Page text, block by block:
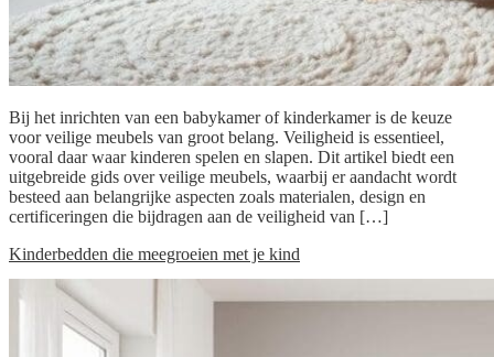
Bij het inrichten van een babykamer of kinderkamer is de keuze
voor veilige meubels van groot belang. Veiligheid is essentieel,
vooral daar waar kinderen spelen en slapen. Dit artikel biedt een
uitgebreide gids over veilige meubels, waarbij er aandacht wordt
besteed aan belangrijke aspecten zoals materialen, design en
certificeringen die bijdragen aan de veiligheid van […]
Kinderbedden die meegroeien met je kind